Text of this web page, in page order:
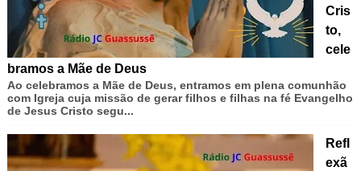
Cris
to,
cele
bramos a Mãe de Deus
Ao celebramos a Mãe de Deus, entramos em plena comunhão
com Igreja cuja missão de gerar filhos e filhas na fé Evangelho
de Jesus Cristo segu...
Refl
exã